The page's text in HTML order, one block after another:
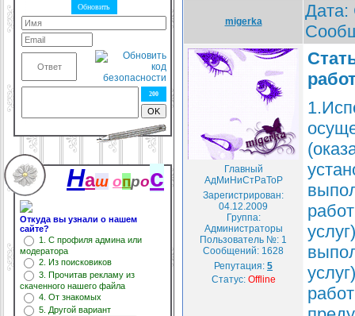
200
Наш опрос
Откуда вы узнали о нашем
сайте?
1. С профиля админа или
модератора
2. Из поисковиков
3. Прочитав рекламу из
скаченного нашего файла
4. От знакомых
5. Другой вариант
migerka
Дата:
Главный
АдМиНиСтРаТоР
Зарегистрирован:
04.12.2009
Группа:
Администраторы
Пользователь №: 1
Сообщений: 1628
Репутация: 5
Статус: Offline